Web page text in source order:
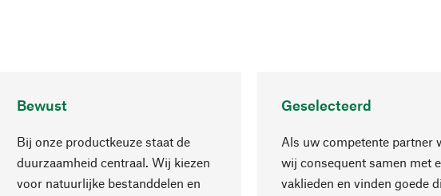
Bewust
Bij onze productkeuze staat de
duurzaamheid centraal. Wij kiezen
voor natuurlijke bestanddelen en
Geselecteerd
Als uw competente partner
wij consequent samen met
vaklieden en vinden goede